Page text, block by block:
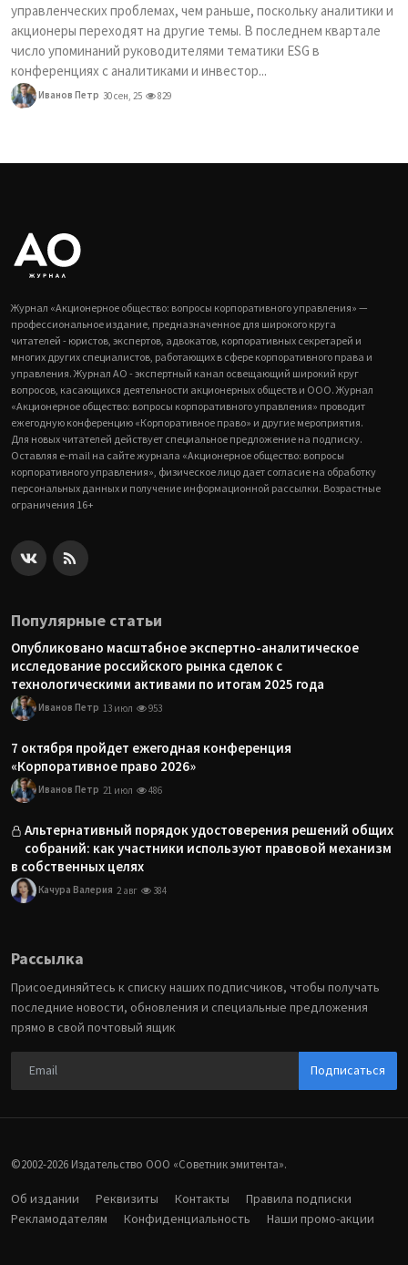
управленческих проблемах, чем раньше, поскольку аналитики и
акционеры переходят на другие темы. В последнем квартале
число упоминаний руководителями тематики ESG в
конференциях с аналитиками и инвестор...
Иванов Петр 30 сен, 25 829
Журнал «Акционерное общество: вопросы корпоративного управления» —
профессиональное издание, предназначенное для широкого круга
читателей - юристов, экспертов, адвокатов, корпоративных секретарей и
многих других специалистов, работающих в сфере корпоративного права и
управления. Журнал АО - экспертный канал освещающий широкий круг
вопросов, касающихся деятельности акционерных обществ и ООО. Журнал
«Акционерное общество: вопросы корпоративного управления» проводит
ежегодную конференцию «Корпоративное право» и другие мероприятия.
Для новых читателей действует специальное предложение на подписку.
Оставляя e-mail на сайте журнала «Акционерное общество: вопросы
корпоративного управления», физическое лицо дает согласие на обработку
персональных данных и получение информационной рассылки. Возрастные
ограничения 16+
Популярные статьи
Опубликовано масштабное экспертно-аналитическое
исследование российского рынка сделок с
технологическими активами по итогам 2025 года
Иванов Петр 13 июл 953
7 октября пройдет ежегодная конференция
«Корпоративное право 2026»
Иванов Петр 21 июл 486
Альтернативный порядок удостоверения решений общих
собраний: как участники используют правовой механизм
в собственных целях
Качура Валерия 2 авг 384
Рассылка
Присоединяйтесь к списку наших подписчиков, чтобы получать
последние новости, обновления и специальные предложения
прямо в свой почтовый ящик
Подписаться
©2002-2026 Издательство ООО «‎Советник эмитента».
Об издании Реквизиты Контакты
Правила подписки
Рекламодателям
Конфиденциальность Наши промо-акции